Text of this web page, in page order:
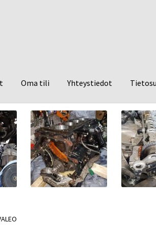
Oma tili Yhteystiedot